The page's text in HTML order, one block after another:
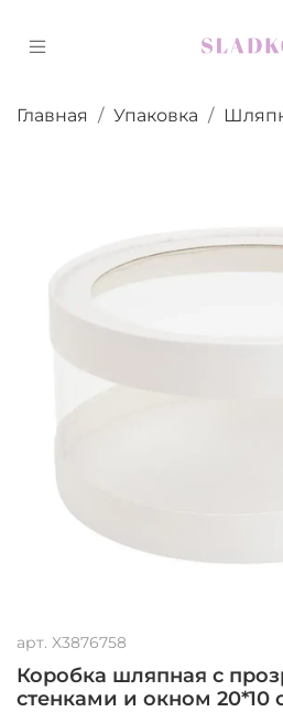
Главная Упаковка
арт. X3876758
Коробка шляпная с
стенками и окном 20*10